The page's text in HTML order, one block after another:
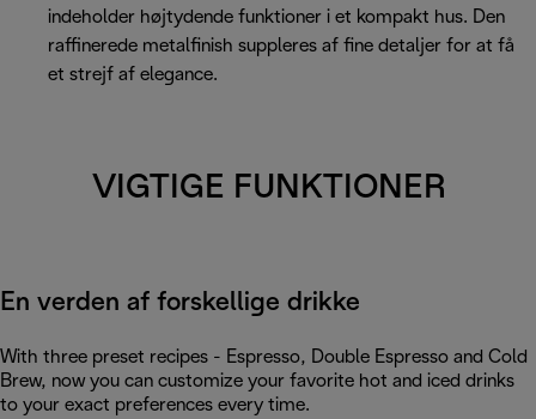
indeholder højtydende funktioner i et kompakt hus. Den
raffinerede metalfinish suppleres af fine detaljer for at få
et strejf af elegance.
VIGTIGE FUNKTIONER
En verden af forskellige drikke
With three preset recipes - Espresso, Double Espresso and Cold
Brew, now you can customize your favorite hot and iced drinks
to your exact preferences every time.